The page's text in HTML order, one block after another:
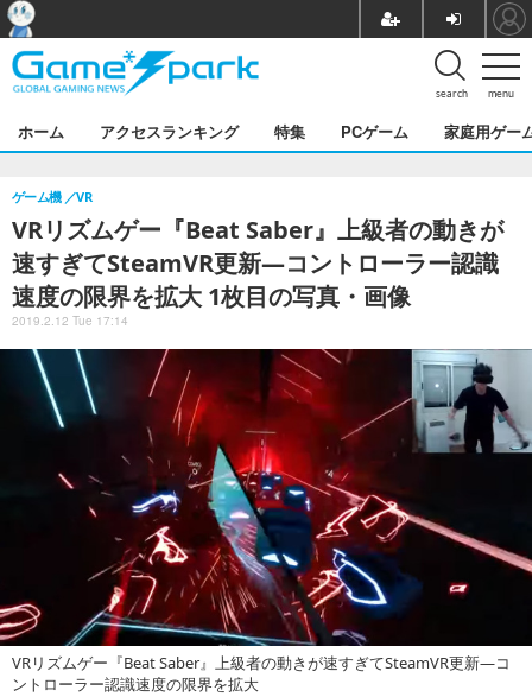
menu
search
ホーム アクセスランキング 特集 PCゲーム 家庭用ゲー
VRリズムゲー『Beat Saber』上級者の動きが
速すぎてSteamVR更新―コントローラー認識
速度の限界を拡大 1枚目の写真・画像
ゲーム機 VR
2019.2.12 Tue 17:14
VRリズムゲー『Beat Saber』上級者の動きが速すぎてSteamVR更新―コ
ントローラー認識速度の限界を拡大